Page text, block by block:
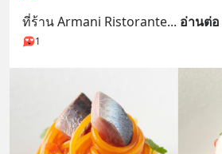
ที่ร้าน Armani Ristorante... อ่านต่อ
1